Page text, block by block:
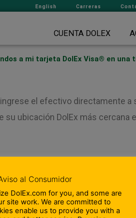
English Carreras
CUENTA DOLEX
a mi tarjeta DolEx Visa® en una
el efectivo directamente
ubicación DolEx más cercana
¿Cuáles son las
– Departamento de
– Terminos y Condiciones
al Consumidor
DolEx.com for you, and some are
site work. We are committed to
enable us to provide you with a